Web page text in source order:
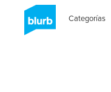
Categorías